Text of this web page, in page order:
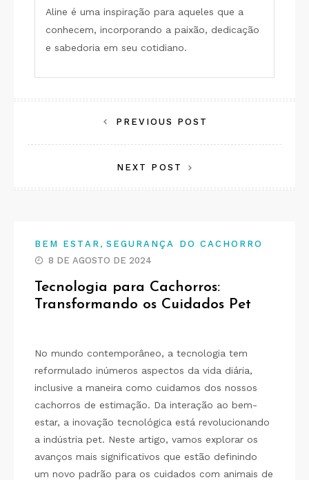
Aline é uma inspiração para aqueles que a
conhecem, incorporando a paixão, dedicação
e sabedoria em seu cotidiano.
Navegação
de
PREVIOUS POST
NEXT POST
BEM ESTAR , SEGURANÇA DO CACHORRO
8 DE AGOSTO DE 2024
Tecnologia para Cachorros:
Transformando os Cuidados Pet
No mundo contemporâneo, a tecnologia tem
reformulado inúmeros aspectos da vida diária,
inclusive a maneira como cuidamos dos nossos
cachorros de estimação. Da interação ao bem-
estar, a inovação tecnológica está revolucionando
a indústria pet. Neste artigo, vamos explorar os
avanços mais significativos que estão definindo
um novo padrão para os cuidados com animais de